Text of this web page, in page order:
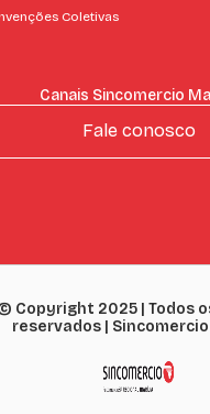
Coletivas
Canais Sincomercio
Fale conosco
Copyright 2025 | Todos
reservados |